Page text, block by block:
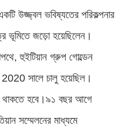
উজ্জ্বল ভবিষ্যতের পরিকল্পনার
ভূমিতে জড়ো হয়েছিলেন।
হুইটিয়ান গ্রুপ গোল্ডেন
2020 সালে চালু হয়েছিল।
থাকতে হবে।৯১ বছর আগে
সম্মেলনের মাধ্যমে